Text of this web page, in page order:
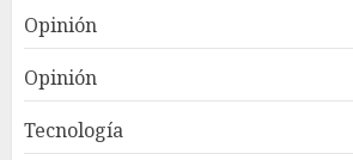
Opinión
Opinión
Tecnología